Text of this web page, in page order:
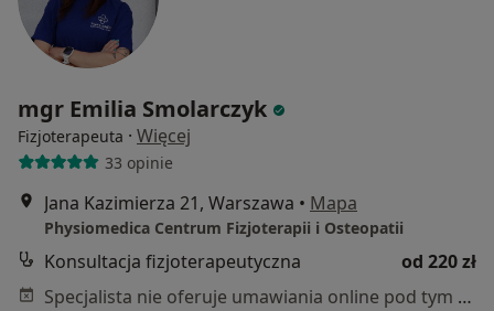
mgr Emilia Smolarczyk
Fizjoterapeuta · Więcej
33 opinie
Jana Kazimierza 21, Warszawa • Mapa
Physiomedica Centrum Fizjoterapii i Osteopatii
Konsultacja fizjoterapeutyczna
od 220 zł
Specjalista nie oferuje umawiania online pod tym adresem.